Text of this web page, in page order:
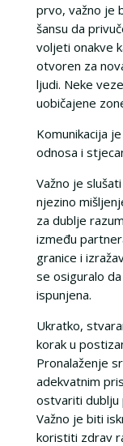
prvo, važno je
šansu da
voljeti onakve
otvoren za
ljudi. Neke
uobičajene
Komunikacija
odnosa i
Važno je
njezino
za dublje
između
granice i
se osiguralo
ispunjena.
Ukratko,
korak u
Pronalaženje
adekvatnim
ostvariti dublju
Važno je biti
koristiti zdrav